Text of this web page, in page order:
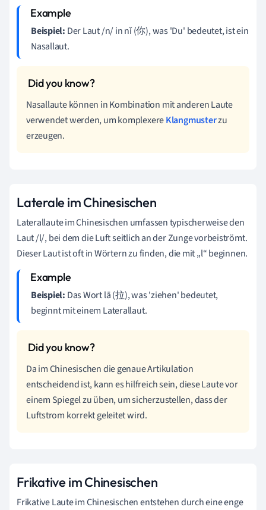
Beispiel: Der Laut /n/ in nǐ (你), was 'Du' bedeutet, ist ein
Nasallaut.
Nasallaute können in Kombination mit anderen Laute
verwendet werden, um komplexereKlangmusterzu
erzeugen.
Laterale im Chinesischen
Laterallaute im Chinesischen umfassen typischerweise den
Laut /l/, bei dem die Luft seitlich an der Zunge vorbeiströmt.
Dieser Laut ist oft in Wörtern zu finden, die mit „l“ beginnen.
Beispiel: Das Wort lā (拉), was 'ziehen' bedeutet,
beginnt mit einem Laterallaut.
Da im Chinesischen die genaue Artikulation
entscheidend ist, kann es hilfreich sein, diese Laute vor
einem Spiegel zu üben, um sicherzustellen, dass der
Luftstrom korrekt geleitet wird.
Frikative im Chinesischen
Frikative Laute im Chinesischen entstehen durch eine enge